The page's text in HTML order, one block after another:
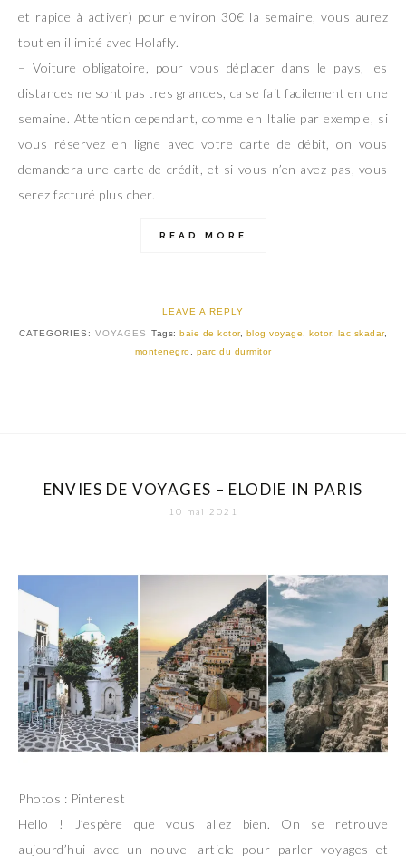
et rapide à activer) pour environ 30€ la semaine, vous aurez
tout en illimité avec Holafly.
– Voiture obligatoire, pour vous déplacer dans le pays, les
distances ne sont pas tres grandes, ca se fait facilement en une
semaine. Attention cependant, comme en Italie par exemple, si
vous réservez en ligne avec votre carte de débit, on vous
demandera une carte de crédit, et si vous n’en avez pas, vous
serez facturé plus cher.
READ MORE
LEAVE A REPLY
CATEGORIES: VOYAGES Tags: baie de kotor, blog voyage kotor, lac skadar,
montenegro
parc du durmitor
ENVIES DE VOYAGES – ELODIE IN PARIS
10 mai 2021
Photos : Pinterest
Hello ! J’espère que vous allez bien. On se retrouve
aujourd’hui avec un nouvel article pour parler voyages et